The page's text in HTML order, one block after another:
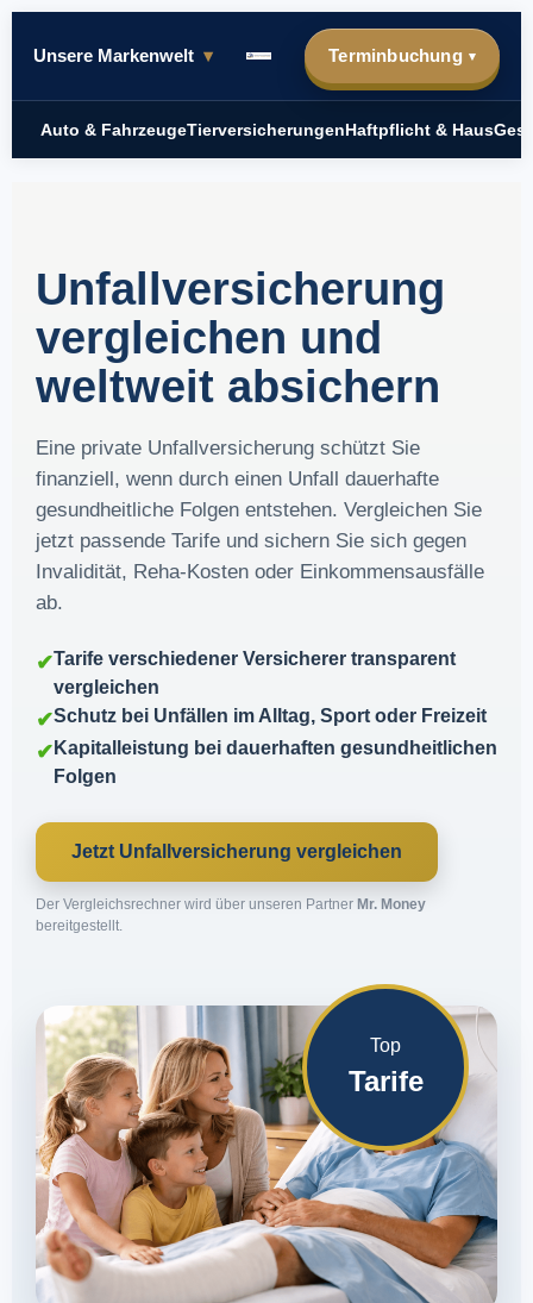
Unsere Markenwelt ▾ Terminbuchung ▾
Auto & FahrzeugeTierversicherungenHaftpflicht & Haus
Unfallversicherung
vergleichen und
weltweit absichern
Eine private Unfallversicherung schützt Sie
finanziell, wenn durch einen Unfall dauerhafte
gesundheitliche Folgen entstehen. Vergleichen Sie
jetzt passende Tarife und sichern Sie sich gegen
Invalidität, Reha-Kosten oder Einkommensausfälle
ab.
✔Tarife verschiedener Versicherer transparent
vergleichen
✔Schutz bei Unfällen im Alltag, Sport oder Freizeit
✔ Kapitalleistung bei dauerhaften gesundheitlichen
Folgen
Jetzt Unfallversicherung vergleichen
Der Vergleichsrechner wird über unseren Partner Mr. Money
bereitgestellt.
Top
Tarife